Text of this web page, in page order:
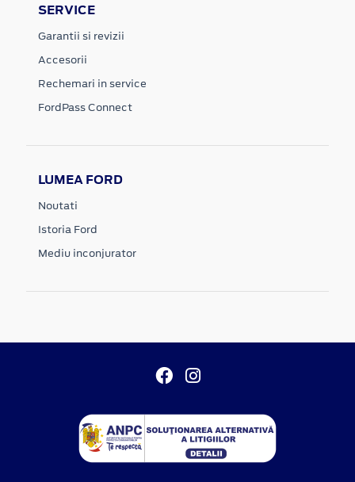
SERVICE
Garantii si revizii
Accesorii
Rechemari in service
FordPass Connect
LUMEA FORD
Noutati
Istoria Ford
Mediu inconjurator